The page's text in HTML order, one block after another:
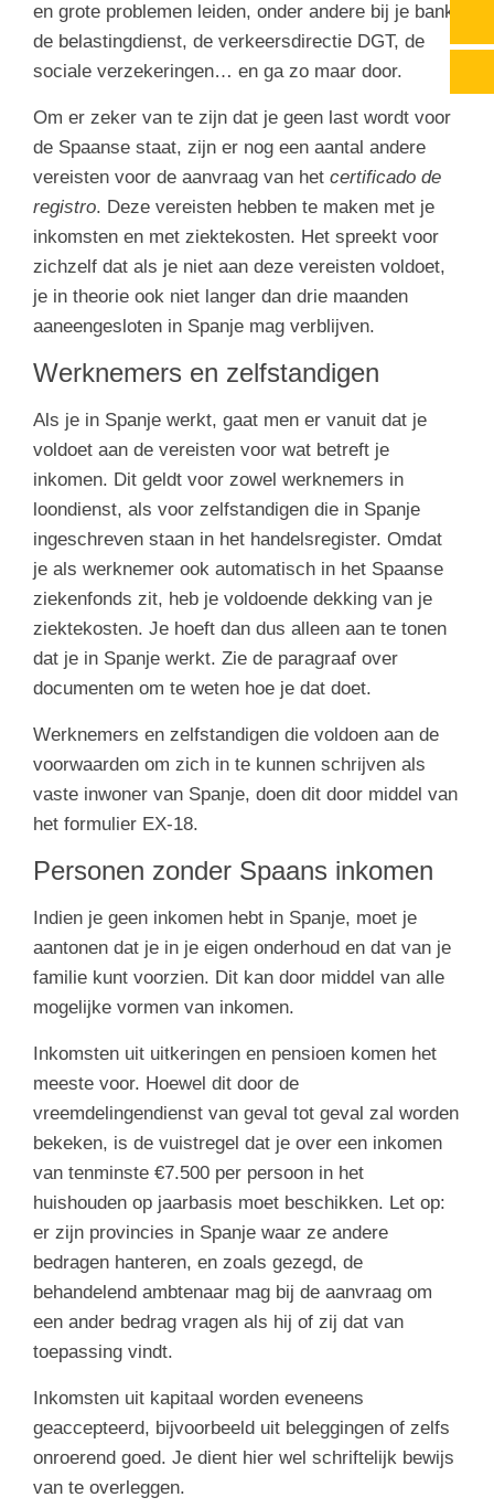
en grote problemen leiden, onder andere bij je bank,
de belastingdienst, de verkeersdirectie DGT, de
sociale verzekeringen… en ga zo maar door.
Om er zeker van te zijn dat je geen last wordt voor
de Spaanse staat, zijn er nog een aantal andere
vereisten voor de aanvraag van het certificado de
registro. Deze vereisten hebben te maken met je
inkomsten en met ziektekosten. Het spreekt voor
zichzelf dat als je niet aan deze vereisten voldoet,
je in theorie ook niet langer dan drie maanden
aaneengesloten in Spanje mag verblijven.
Werknemers en zelfstandigen
Als je in Spanje werkt, gaat men er vanuit dat je
voldoet aan de vereisten voor wat betreft je
inkomen. Dit geldt voor zowel werknemers in
loondienst, als voor zelfstandigen die in Spanje
ingeschreven staan in het handelsregister. Omdat
je als werknemer ook automatisch in het Spaanse
ziekenfonds zit, heb je voldoende dekking van je
ziektekosten. Je hoeft dan dus alleen aan te tonen
dat je in Spanje werkt. Zie de paragraaf over
documenten om te weten hoe je dat doet.
Werknemers en zelfstandigen die voldoen aan de
voorwaarden om zich in te kunnen schrijven als
vaste inwoner van Spanje, doen dit door middel van
het formulier EX-18.
Personen zonder Spaans inkomen
Indien je geen inkomen hebt in Spanje, moet je
aantonen dat je in je eigen onderhoud en dat van je
familie kunt voorzien. Dit kan door middel van alle
mogelijke vormen van inkomen.
Inkomsten uit uitkeringen en pensioen komen het
meeste voor. Hoewel dit door de
vreemdelingendienst van geval tot geval zal worden
bekeken, is de vuistregel dat je over een inkomen
van tenminste €7.500 per persoon in het
huishouden op jaarbasis moet beschikken. Let op:
er zijn provincies in Spanje waar ze andere
bedragen hanteren, en zoals gezegd, de
behandelend ambtenaar mag bij de aanvraag om
een ander bedrag vragen als hij of zij dat van
toepassing vindt.
Inkomsten uit kapitaal worden eveneens
geaccepteerd, bijvoorbeeld uit beleggingen of zelfs
onroerend goed. Je dient hier wel schriftelijk bewijs
van te overleggen.